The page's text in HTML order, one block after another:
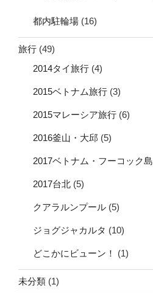
都内駐輪場 (16)
旅行 (49)
2014タイ旅行 (4)
2015ベトナム旅行 (3)
2015マレーシア旅行 (6)
2016釜山・大邱 (5)
2017ベトナム・フーコック島
2017台北 (5)
クアラルンプール (5)
ジョグジャカルタ (10)
どこかにビューン！ (1)
未分類 (1)